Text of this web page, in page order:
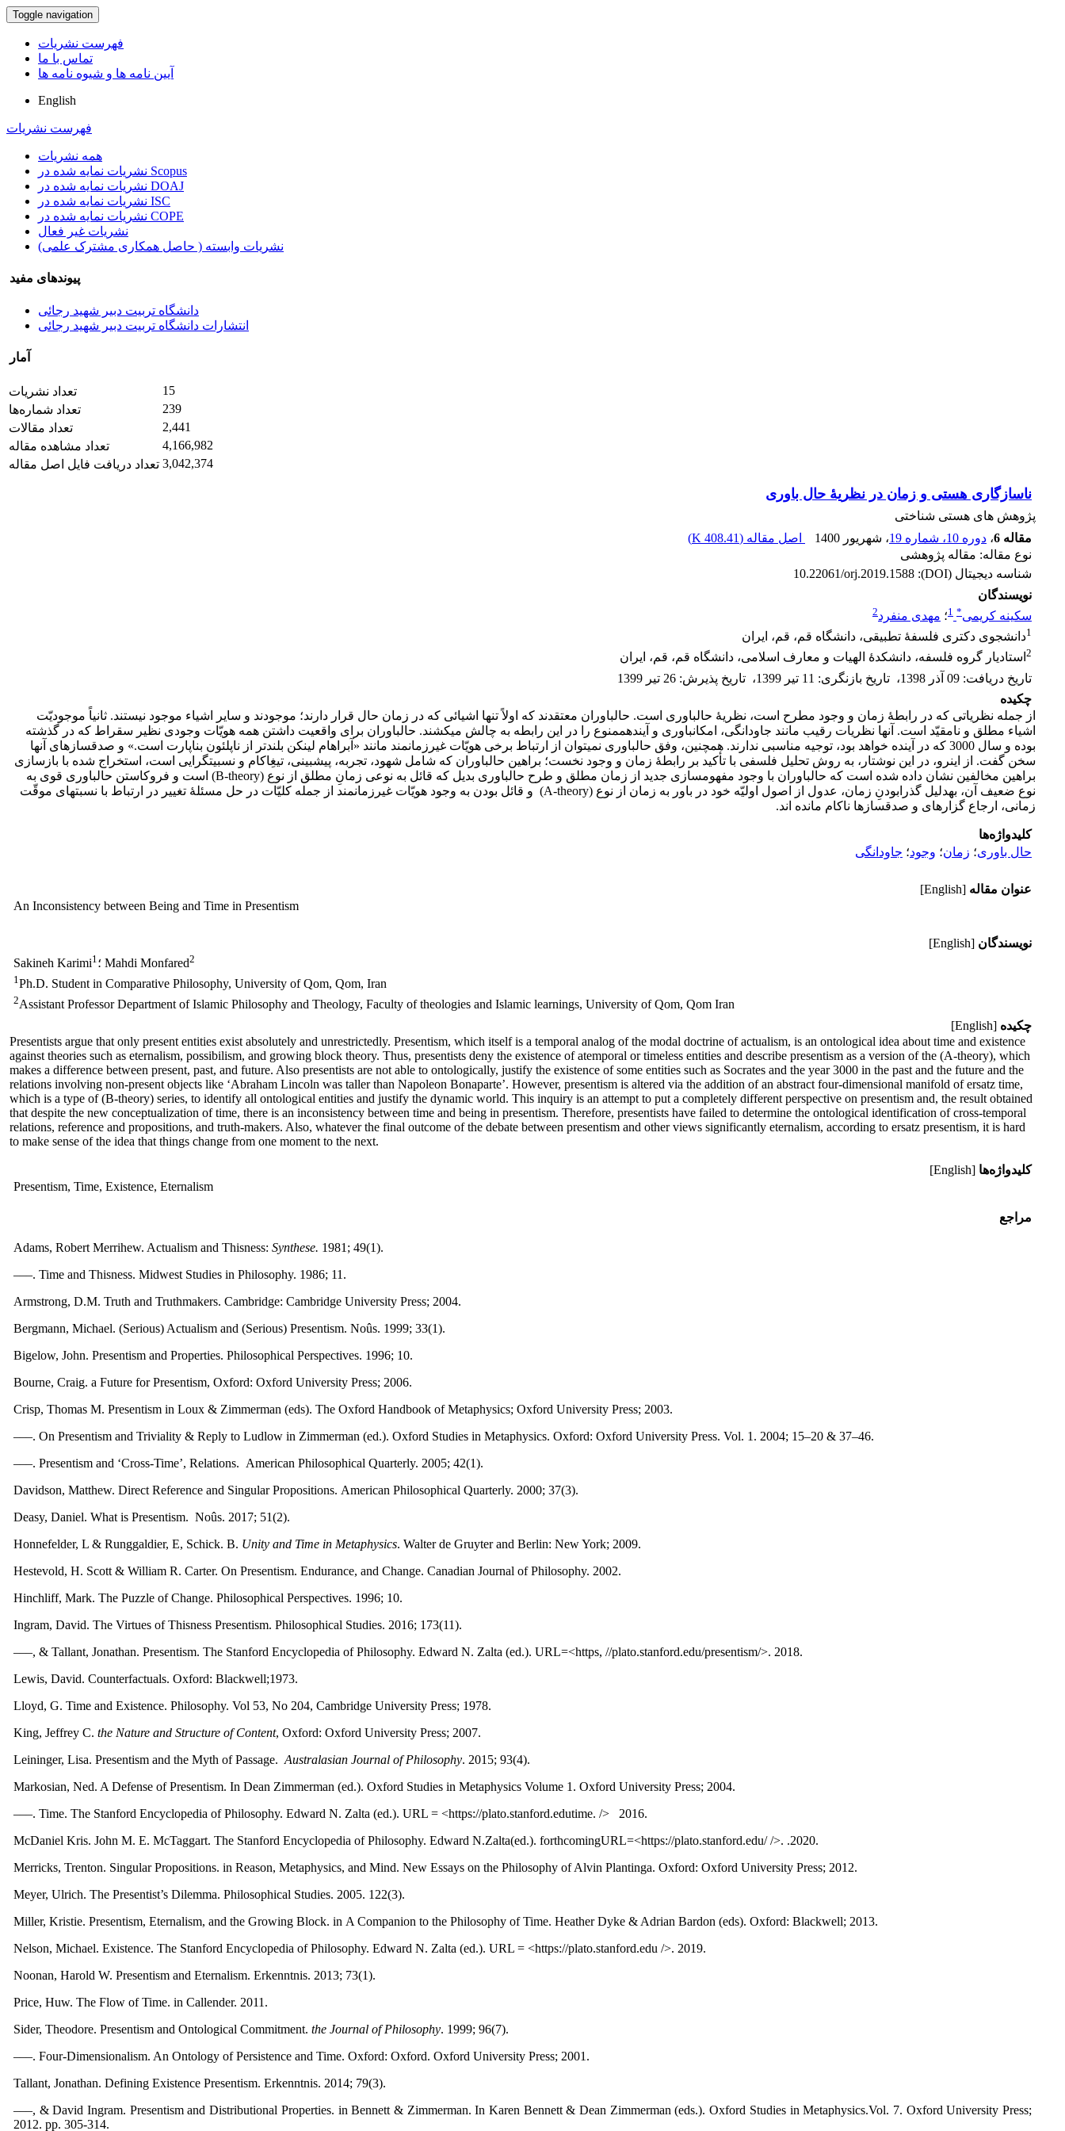
Toggle navigation
فهرست نشریات
تماس با ما
آیین نامه ها و شیوه نامه ها
English
فهرست نشریات
همه نشریات
نشریات نمایه شده در Scopus
نشریات نمایه شده در DOAJ
نشریات نمایه شده در ISC
نشریات نمایه شده در COPE
نشریات غیر فعال
نشریات وابسته ( حاصل همکاری مشترک علمی)
پیوندهای مفید
دانشگاه تربیت دبیر شهید رجائی
انتشارات دانشگاه تربیت دبیر شهید رجائی
آمار
تعداد نشریات
15
تعداد شماره‌ها
239
تعداد مقالات
2,441
تعداد مشاهده مقاله
4,166,982
تعداد دریافت فایل اصل مقاله 3,042,374
ناسازگاری هستی و زمان در نظریۀ حال باوری
پژوهش های هستی شناختی
مقاله 6
، دوره 10، شماره 19 ، شهریور 1400 اصل مقاله (408.41 K
)
نوع مقاله: مقاله پژوهشی
شناسه دیجیتال (DOI):
10.22061/orj.2019.1588
نویسندگان
سکینه کریمی*
1؛ مهدی منفرد2
1دانشجوی دکتری فلسفۀ تطبیقی، دانشگاه قم، قم، ایران
2 استادیار گروه فلسفه، دانشکدۀ الهیات و معارف اسلامی، دانشگاه قم، قم، ایران
تاریخ دریافت: 09 آذر 1398 ، تاریخ بازنگری: 11 تیر 1399 ، تاریخ پذیرش: 26 تیر 1399
چکیده
از جمله نظریاتی که در رابطۀ زمان و وجود مطرح است، نظریۀ ­حال­باوری است. حال­باوران معتقدند که اولاً تنها اشیائی که در زمان حال قرار دارند؛ موجودند و سایر اشیاء موجود نیستند. ثانیاً موجودیّت
اشیاء مطلق و نامقیّد است. آن­ها نظریات رقیب مانند جاودانگی، امکان­باوری و آینده­ممنوع را در این رابطه به چالش می­کشند. حال­باوران برای واقعیت داشتن همه هویّات وجودی نظیر سقراط که در گذشته
بوده و سال 3000 که در آینده خواهد بود، توجیه مناسبی ندارند. هم­چنین، وفق حال­باوری نمی­توان از ارتباط برخی هویّات غیرزمان­مند مانند «آبراهام لینکن بلندتر از ناپلئون بناپارت است.» و صدق­سازهای آن­ها
سخن گفت. از این­رو، در این نوشتار، به روش تحلیل فلسفی با تأکید بر رابطۀ زمان و وجود نخست؛ براهین حال­باوران که شامل شهود، تجربه، پیش­بینی، تیغِ­اکام و نسبیت­گرایی است، استخراج شده با بازسازی
براهین مخالفین نشان داده شده است که حال­باوران با وجود مفهوم­سازی­ جدید از زمان مطلق و طرح حال­باوری بدیل که قائل به نوعی زمانِ­ مطلق از نوع (B-theory) است و فروکاستن حال­باوری قوی به
نوع ضعیف آن، به­دلیل گذرا­بودنِ زمان، عدول از اصول اولیّه خود در باور به زمان از نوع (A-theory) و قائل بودن به وجود هویّات غیرزمان­مند از جمله کلیّات در حل مسئلۀ تغییر در ارتباط با نسبت­های موقّت
زمانی، ارجاع گزاره­ای و صدق­سازها ناکام مانده ­اند.
کلیدواژه‌ها
حال باوری؛ زمان؛ وجود؛ جاودانگی
عنوان مقاله [English]
An Inconsistency between Being and Time in Presentism
نویسندگان [English]
Sakineh Karimi1 ؛ Mahdi Monfared2
1Ph.D. Student in Comparative Philosophy, University of Qom, Qom, Iran
2Assistant Professor Department of Islamic Philosophy and Theology, Faculty of theologies and Islamic learnings, University of Qom, Qom Iran
چکیده [English]
Presentists argue that only present entities exist absolutely and unrestrictedly. Presentism, which itself is a temporal analog of the modal doctrine of actualism, is an ontological idea about time and existence
against theories such as eternalism, possibilism, and growing block theory. Thus, presentists deny the existence of atemporal or timeless entities and describe presentism as a version of the (A-theory), which
makes a difference between present, past, and future. Also presentists are not able to ontologically, justify the existence of some entities such as Socrates and the year 3000 in the past and the future and the
relations involving non-present objects like ‘Abraham Lincoln was taller than Napoleon Bonaparte’. However, presentism is altered via the addition of an abstract four-dimensional manifold of ersatz time,
which is a type of (B-theory) series, to identify all ontological entities and justify the dynamic world. This inquiry is an attempt to put a completely different perspective on presentism and, the result obtained
that despite the new conceptualization of time, there is an inconsistency between time and being in presentism. Therefore, presentists have failed to determine the ontological identification of cross-temporal
relations, reference and propositions, and truth-makers. Also, whatever the final outcome of the debate between presentism and other views significantly eternalism, according to ersatz presentism, it is hard
to make sense of the idea that things change from one moment to the next.
کلیدواژه‌ها [English]
Presentism, Time, Existence, Eternalism
مراجع
Adams, Robert Merrihew. Actualism and Thisness: Synthese. 1981; 49(1).
–––. Time and Thisness. Midwest Studies in Philosophy. 1986; 11.
Armstrong, D.M. Truth and Truthmakers. Cambridge: Cambridge University Press; 2004.
Bergmann, Michael. (Serious) Actualism and (Serious) Presentism. Noûs. 1999; 33(1).
Bigelow, John. Presentism and Properties. Philosophical Perspectives. 1996; 10.
Bourne, Craig. a Future for Presentism, Oxford: Oxford University Press; 2006.
Crisp, Thomas M. Presentism in Loux & Zimmerman (eds). The Oxford Handbook of Metaphysics; Oxford University Press; 2003.
–––. On Presentism and Triviality & Reply to Ludlow in Zimmerman (ed.). Oxford Studies in Metaphysics. Oxford: Oxford University Press. Vol. 1. 2004; 15–20 & 37–46.
–––. Presentism and ‘Cross-Time’, Relations. American Philosophical Quarterly. 2005; 42(1).
Davidson, Matthew. Direct Reference and Singular Propositions. American Philosophical Quarterly. 2000; 37(3).
Deasy, Daniel. What is Presentism. Noûs. 2017; 51(2).
Honnefelder, L & Runggaldier, E, Schick. B. Unity and Time in Metaphysics. Walter de Gruyter and Berlin: New York; 2009.
Hestevold, H. Scott & William R. Carter. On Presentism. Endurance, and Change. Canadian Journal of Philosophy. 2002.
Hinchliff, Mark. The Puzzle of Change. Philosophical Perspectives. 1996; 10.
Ingram, David. The Virtues of Thisness Presentism. Philosophical Studies. 2016; 173(11).
–––, & Tallant, Jonathan. Presentism. The Stanford Encyclopedia of Philosophy. Edward N. Zalta (ed.). URL=<https, //plato.stanford.edu/presentism/>. 2018.
Lewis, David. Counterfactuals. Oxford: Blackwell;1973.
Lloyd, G. Time and Existence. Philosophy. Vol 53, No 204, Cambridge University Press; 1978.
King, Jeffrey C. the Nature and Structure of Content, Oxford: Oxford University Press; 2007.
Leininger, Lisa. Presentism and the Myth of Passage. Australasian Journal of Philosophy. 2015; 93(4).
Markosian, Ned. A Defense of Presentism. In Dean Zimmerman (ed.). Oxford Studies in Metaphysics Volume 1. Oxford University Press; 2004.
–––. Time. The Stanford Encyclopedia of Philosophy. Edward N. Zalta (ed.). URL = <https://plato.stanford.edutime. /> 2016.
McDaniel Kris. John M. E. McTaggart. The Stanford Encyclopedia of Philosophy. Edward N.Zalta(ed.). forthcomingURL=<https://plato.stanford.edu/ />. .2020.
Merricks, Trenton. Singular Propositions. in Reason, Metaphysics, and Mind. New Essays on the Philosophy of Alvin Plantinga. Oxford: Oxford University Press; 2012.
Meyer, Ulrich. The Presentist’s Dilemma. Philosophical Studies. 2005. 122(3).
Miller, Kristie. Presentism, Eternalism, and the Growing Block. in A Companion to the Philosophy of Time. Heather Dyke & Adrian Bardon (eds). Oxford: Blackwell; 2013.
Nelson, Michael. Existence. The Stanford Encyclopedia of Philosophy. Edward N. Zalta (ed.). URL = <https://plato.stanford.edu />. 2019.
Noonan, Harold W. Presentism and Eternalism. Erkenntnis. 2013; 73(1).
Price, Huw. The Flow of Time. in Callender. 2011.
Sider, Theodore. Presentism and Ontological Commitment. the Journal of Philosophy. 1999; 96(7).
–––. Four-Dimensionalism. An Ontology of Persistence and Time. Oxford: Oxford. Oxford University Press; 2001.
Tallant, Jonathan. Defining Existence Presentism. Erkenntnis. 2014; 79(3).
–––, & David Ingram. Presentism and Distributional Properties. in Bennett & Zimmerman. In Karen Bennett & Dean Zimmerman (eds.). Oxford Studies in Metaphysics.Vol. 7. Oxford University Press;
2012. pp. 305-314.